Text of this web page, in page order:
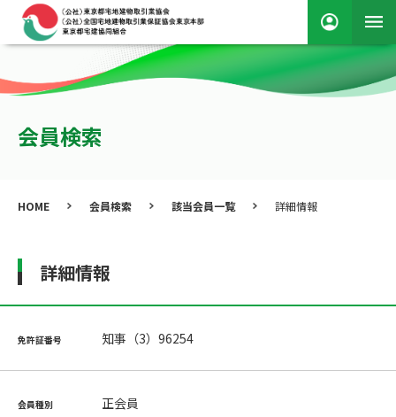
会員検索
HOME 会員検索 該当会員一覧 詳細情報
詳細情報
免許証番号 知事（3）96254
会員種別 正会員